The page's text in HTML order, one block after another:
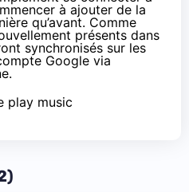
à ajouter de la
qu’avant. Comme
présents dans
synchronisés sur les
Google via